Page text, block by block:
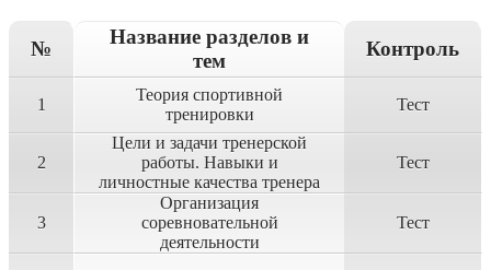
№
Название разделов и
тем
Контроль
1
Теория спортивной
тренировки
Тест
2
Цели и задачи тренерской
работы. Навыки и
личностные качества тренера
Тест
3
Организация
соревновательной
деятельности
Тест